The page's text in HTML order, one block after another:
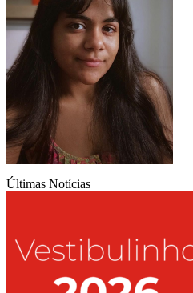
Últimas Notícias